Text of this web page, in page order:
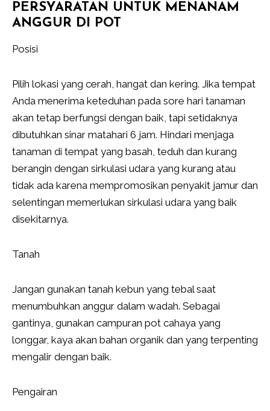
PERSYARATAN UNTUK MENANAM
ANGGUR DI POT
Posisi
Pilih lokasi yang cerah, hangat dan kering. Jika tempat
Anda menerima keteduhan pada sore hari tanaman
akan tetap berfungsi dengan baik, tapi setidaknya
dibutuhkan sinar matahari 6 jam. Hindari menjaga
tanaman di tempat yang basah, teduh dan kurang
berangin dengan sirkulasi udara yang kurang atau
tidak ada karena mempromosikan penyakit jamur dan
selentingan memerlukan sirkulasi udara yang baik
disekitarnya.
Tanah
Jangan gunakan tanah kebun yang tebal saat
menumbuhkan anggur dalam wadah. Sebagai
gantinya, gunakan campuran pot cahaya yang
longgar, kaya akan bahan organik dan yang terpenting
mengalir dengan baik.
Pengairan